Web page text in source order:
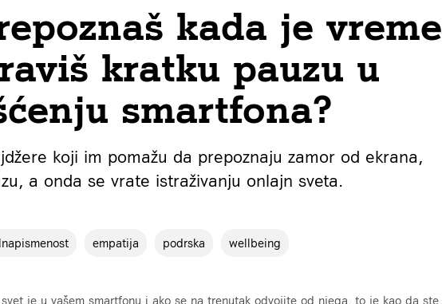
kada je vreme
kratku pauzu u
smartfona?
koji im pomažu da prepoznaju zamor od ekrana,
a onda se vrate istraživanju onlajn sveta.
empatija podrska wellbeing
je u vašem smartfonu i ako se na trenutak odvojite od njega, to je kao da ste